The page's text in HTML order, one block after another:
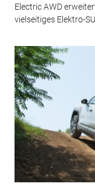
Electric AWD
vielseitiges Elektro-